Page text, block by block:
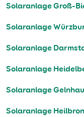
Solaranlage Groß-
Solaranlage
Solaranlage
Solaranlage
Solaranlage
Solaranlage